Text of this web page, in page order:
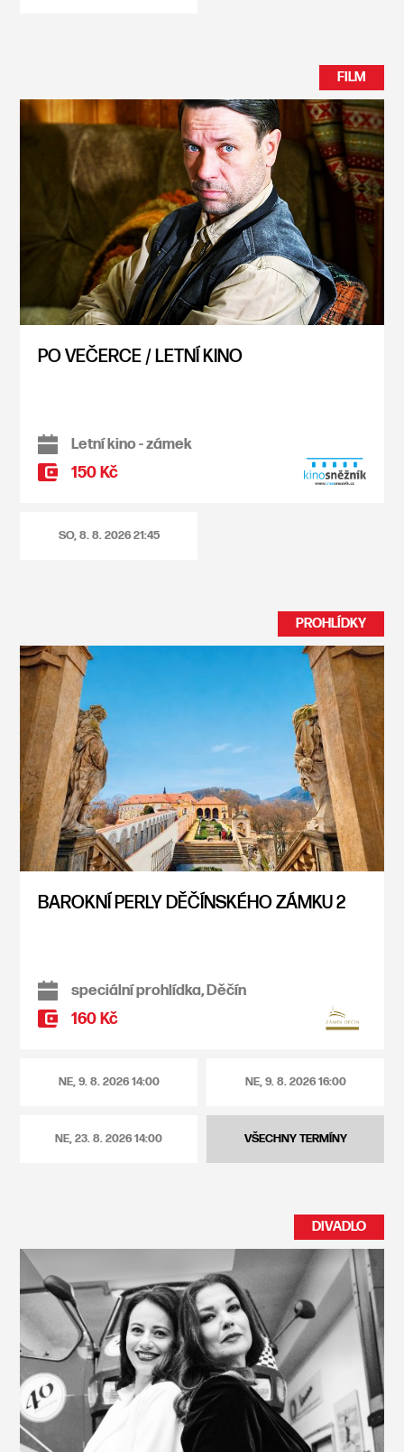
FILM
PO VEČERCE / LETNÍ KINO
Letní kino - zámek
150 Kč
SO, 8. 8. 202621:45
PROHLÍDKY
BAROKNÍ PERLY DĚČÍNSKÉHO ZÁMKU 2
speciální prohlídka, Děčín
160 Kč
NE, 9. 8. 202614:00 NE, 9. 8. 202616:00
NE, 23. 8. 202614:00 VŠECHNY TERMÍNY
DIVADLO